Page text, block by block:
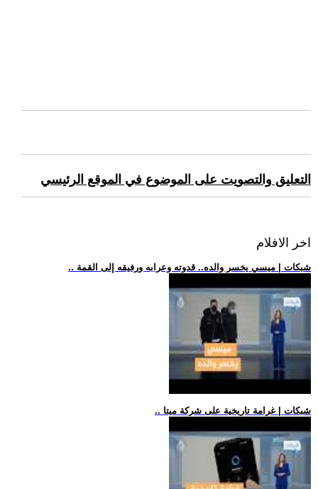
التعليق والتصويت على الموضوع في الموقع الرئيسي
اخر الافلام
.. شبكات | ميسي يخسر والده.. قدوته وعرابه ورفيقه إلى القمة
.. شبكات | غرامة تاريخية على شركة ميتا